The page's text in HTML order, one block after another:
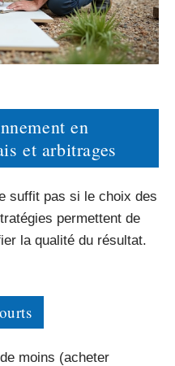
en
et arbitrages
suffit pas si le choix des
permettent de
la qualité du résultat.
moins (acheter